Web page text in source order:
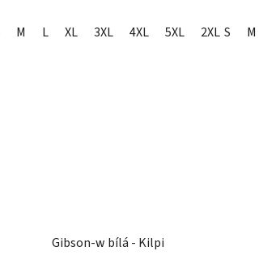
M L XL 3XL 4XL 5XL 2XL S M
Gibson-w bílá - Kilpi